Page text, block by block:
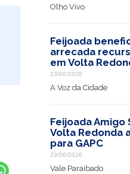
Olho Vivo
Feijoada
arrecada
em Volta
23/06/2026
A Voz da Cidade
Feijoada Amigo
Volta Redonda
para GAPC
23/06/2026
Vale Paraibado